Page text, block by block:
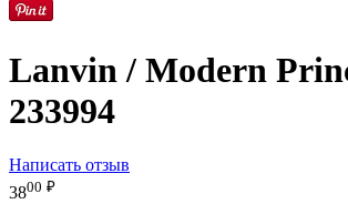
Lanvin / Modern
233994
Написать отзыв
3800 ₽